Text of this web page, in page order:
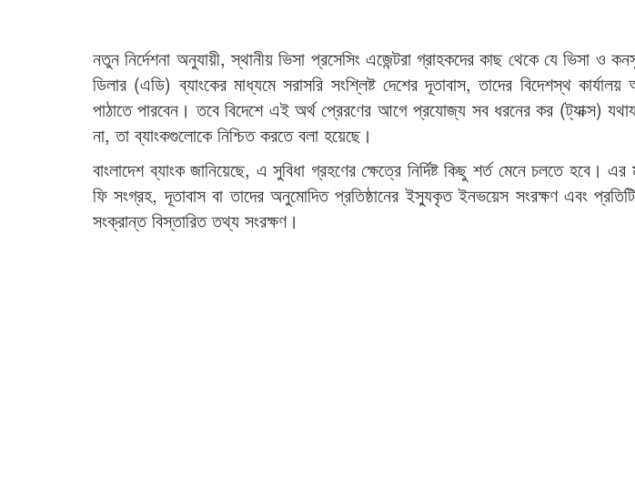
নতুন নির্দেশনা অনুযায়ী, স্থানীয় ভিসা প্রসেসিং এজেন্টরা গ্রাহকদের কাছ থেকে যে ভিসা ও
ডিলার (এডি) ব্যাংকের মাধ্যমে সরাসরি সংশ্লিষ্ট দেশের দূতাবাস, তাদের বিদেশস্থ কার্যালয়
পাঠাতে পারবেন। তবে বিদেশে এই অর্থ প্রেরণের আগে প্রযোজ্য সব ধরনের কর (ট্যাক্স)
না, তা ব্যাংকগুলোকে নিশ্চিত করতে বলা হয়েছে।
বাংলাদেশ ব্যাংক জানিয়েছে, এ সুবিধা গ্রহণের ক্ষেত্রে নির্দিষ্ট কিছু শর্ত মেনে চলতে হবে। এর
ফি সংগ্রহ, দূতাবাস বা তাদের অনুমোদিত প্রতিষ্ঠানের ইস্যুকৃত ইনভয়েস সংরক্ষণ এবং
সংক্রান্ত বিস্তারিত তথ্য সংরক্ষণ।